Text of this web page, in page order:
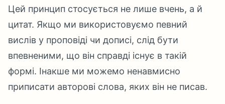
Цей принцип стосується не лише вчень, а й
цитат. Якщо ми використовуємо певний
вислів у проповіді чи дописі, слід бути
впевненими, що він справді існує в такій
формі. Інакше ми можемо ненавмисно
приписати авторові слова, яких він не писав.